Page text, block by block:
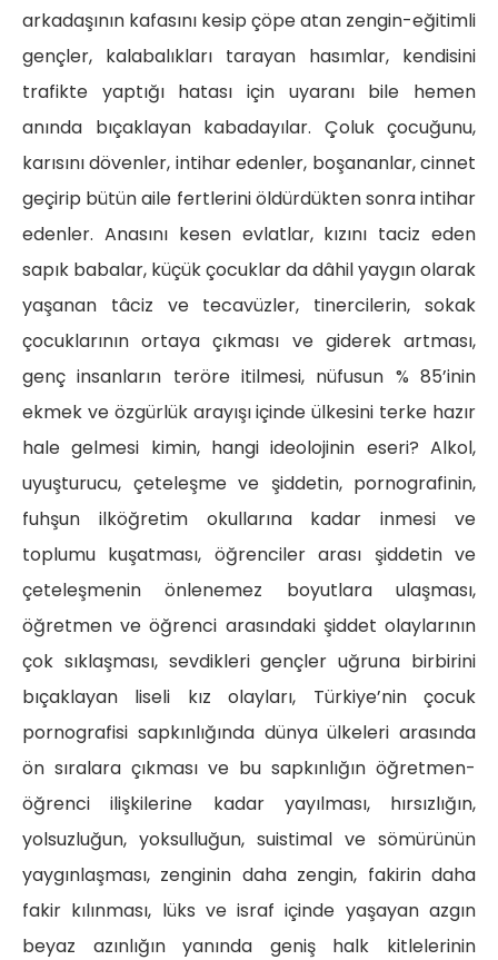
arkadaşının kafasını kesip çöpe atan zengin-eğitimli
gençler, kalabalıkları tarayan hasımlar, kendisini
trafikte yaptığı hatası için uyaranı bile hemen
anında bıçaklayan kabadayılar. Çoluk çocuğunu,
karısını dövenler, intihar edenler, boşananlar, cinnet
geçirip bütün aile fertlerini öldürdükten sonra intihar
edenler. Anasını kesen evlatlar, kızını taciz eden
sapık babalar, küçük çocuklar da dâhil yaygın olarak
yaşanan tâciz ve tecavüzler, tinercilerin, sokak
çocuklarının ortaya çıkması ve giderek artması,
genç insanların teröre itilmesi, nüfusun % 85’inin
ekmek ve özgürlük arayışı içinde ülkesini terke hazır
hale gelmesi kimin, hangi ideolojinin eseri? Alkol,
uyuşturucu, çeteleşme ve şiddetin, pornografinin,
fuhşun ilköğretim okullarına kadar inmesi ve
toplumu kuşatması, öğrenciler arası şiddetin ve
çeteleşmenin önlenemez boyutlara ulaşması,
öğretmen ve öğrenci arasındaki şiddet olaylarının
çok sıklaşması, sevdikleri gençler uğruna birbirini
bıçaklayan liseli kız olayları, Türkiye’nin çocuk
pornografisi sapkınlığında dünya ülkeleri arasında
ön sıralara çıkması ve bu sapkınlığın öğretmen-
öğrenci ilişkilerine kadar yayılması, hırsızlığın,
yolsuzluğun, yoksulluğun, suistimal ve sömürünün
yaygınlaşması, zenginin daha zengin, fakirin daha
fakir kılınması, lüks ve israf içinde yaşayan azgın
beyaz azınlığın yanında geniş halk kitlelerinin